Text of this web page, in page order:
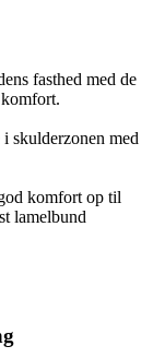
fasthed med de
skulderzonen med
komfort op til
lamelbund